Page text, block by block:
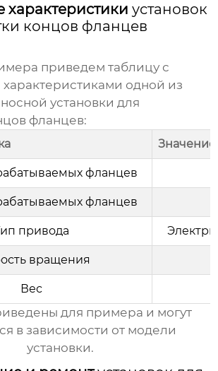
характеристикиустановок
концов фланцев
приведем таблицу с
одной из
установки для
фланцев:
Значение
фланцев
фланцев
привода
вращения
Вес
для примера и могут
в зависимости от модели
установки.